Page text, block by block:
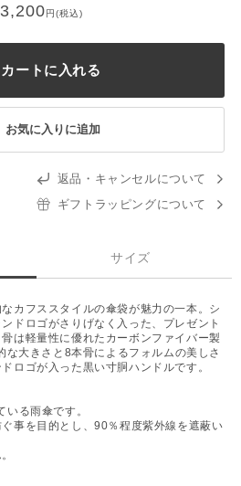
円(税込)
カートに入れる
お気に入りに追加
返品・キャンセルについて
ギフトラッピングについて
サイズ
カフススタイルの傘袋が魅力の一本。シ
ドロゴがさりげなく入った、プレゼント
は軽量性に優れたカーボンファイバー製
大きさと8本骨によるフォルムの美しさ
ロゴが入った黒い寸胴ハンドルです。
る雨傘です。
事を目的とし、90％程度紫外線を遮蔽い